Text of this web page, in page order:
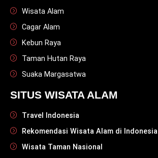
Wisata Alam
Cagar Alam
Kebun Raya
Taman Hutan Raya
Suaka Margasatwa
SITUS WISATA ALAM
Travel Indonesia
Rekomendasi Wisata Alam di Indonesia
Wisata Taman Nasional